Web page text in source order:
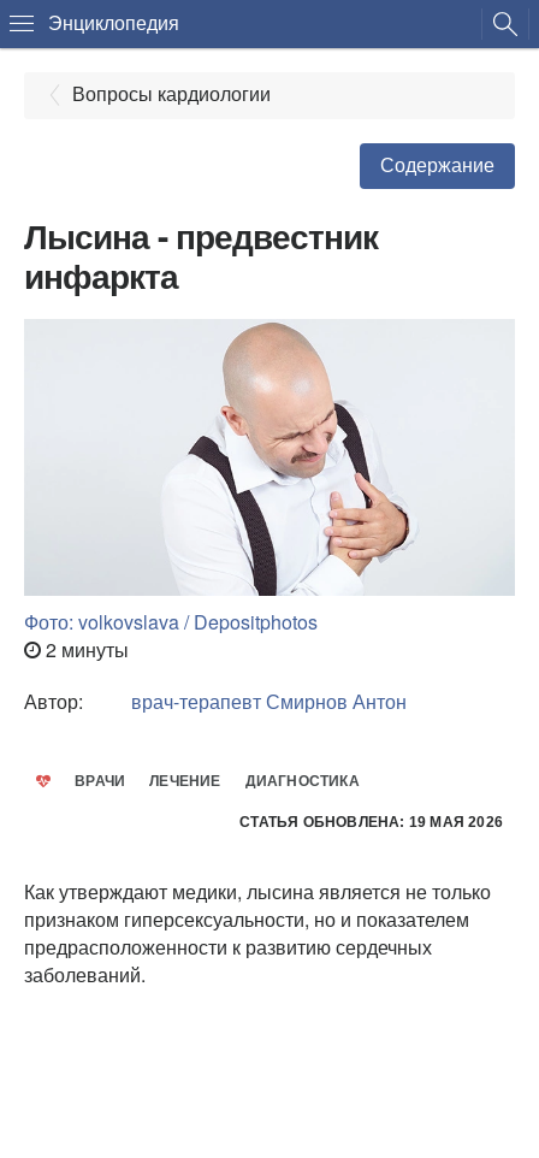
Энциклопедия
Вопросы кардиологии
Содержание
Лысина - предвестник
инфаркта
Фото: volkovslava / Depositphotos
2 минуты
Автор:
врач-терапевтСмирнов Антон
ВРАЧИ ЛЕЧЕНИЕ ДИАГНОСТИКА
СТАТЬЯ ОБНОВЛЕНА: 19 МАЯ 2026
Как утверждают медики, лысина является не только
признаком гиперсексуальности, но и показателем
предрасположенности к развитию сердечных
заболеваний.